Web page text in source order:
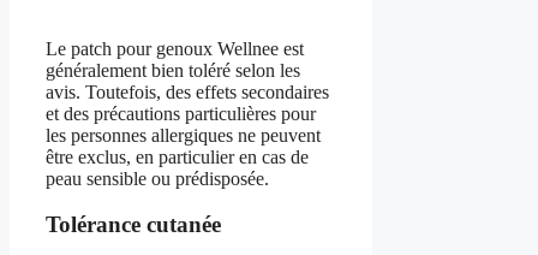
Le patch pour genoux Wellnee est
généralement bien toléré selon les
avis. Toutefois, des effets secondaires
et des précautions particulières pour
les personnes allergiques ne peuvent
être exclus, en particulier en cas de
peau sensible ou prédisposée.
Tolérance cutanée